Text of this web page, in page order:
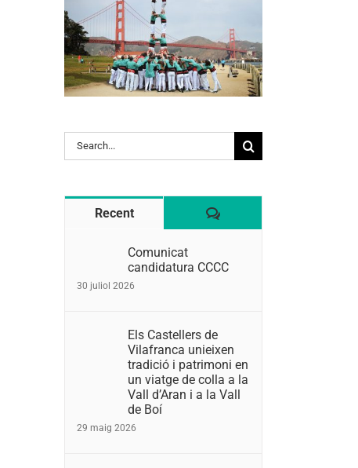
Search
for:
Recent Comentaris
Comunicat
candidatura CCCC
30 juliol 2026
Els Castellers de
Vilafranca unieixen
tradició i patrimoni en
un viatge de colla a la
Vall d’Aran i a la Vall
de Boí
29 maig 2026